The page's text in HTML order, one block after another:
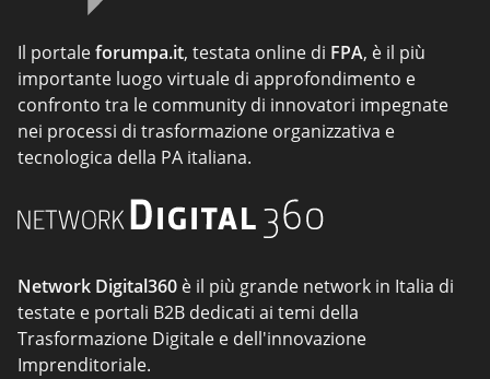
Il portaleforumpa.it, testata online di FPA, è il più
importante luogo virtuale di approfondimento e
confronto tra le community di innovatori impegnate
nei processi di trasformazione organizzativa e
tecnologica della PA italiana.
Network Digital360 è il più grande network in Italia di
testate e portali B2B dedicati ai temi della
Trasformazione Digitale e dell'innovazione
Imprenditoriale.